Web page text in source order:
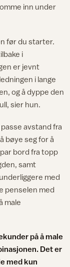
inn under
før du starter.
i
er jevnt
i lange
og å dyppe den
sier hun.
avstand fra
bøye seg for å
bord fra topp
samt
med
penselen med
male
på å male
Det er
med kun